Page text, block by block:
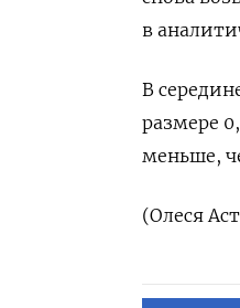
в
В
размере
меньше,
(Олеся